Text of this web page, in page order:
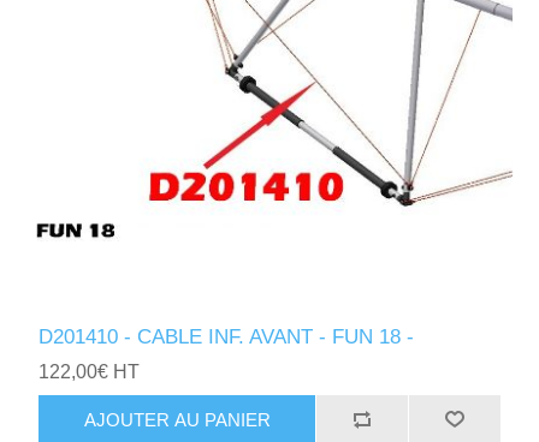
D201410 - CABLE INF. AVANT - FUN 18 -
122,00€ HT
AJOUTER AU PANIER